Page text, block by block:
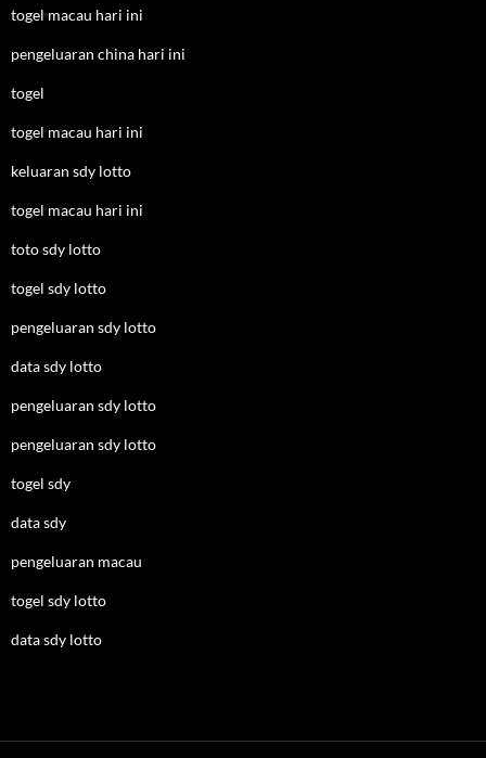
togel macau hari ini
pengeluaran china hari ini
togel
togel macau hari ini
keluaran sdy lotto
togel macau hari ini
toto sdy lotto
togel sdy lotto
pengeluaran sdy lotto
data sdy lotto
pengeluaran sdy lotto
pengeluaran sdy lotto
togel sdy
data sdy
pengeluaran macau
togel sdy lotto
data sdy lotto